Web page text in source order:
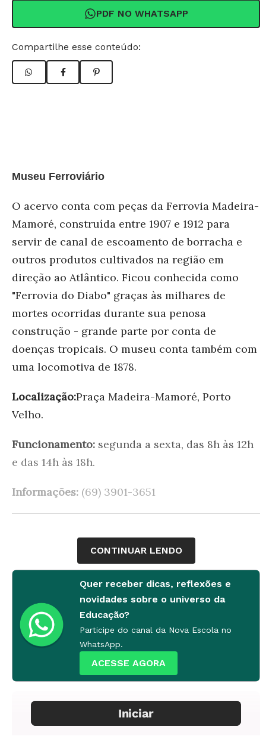
PDF NO WHATSAPP
Compartilhe esse conteúdo:
Museu Ferroviário
O acervo conta com peças da Ferrovia Madeira-
Mamoré, construída entre 1907 e 1912 para
servir de canal de escoamento de borracha e
outros produtos cultivados na região em
direção ao Atlântico. Ficou conhecida como
"Ferrovia do Diabo" graças às milhares de
mortes ocorridas durante sua penosa
construção - grande parte por conta de
doenças tropicais. O museu conta também com
uma locomotiva de 1878.
Localização:Praça Madeira-Mamoré, Porto
Velho.
Funcionamento: segunda a sexta, das 8h às 12h
e das 14h às 18h.
Informações: (69) 3901-3651
CONTINUAR LENDO
Quer receber dicas, reflexões e
novidades sobre o universo da
Educação?
Participe do canal da Nova Escola no
WhatsApp.
ACESSE AGORA